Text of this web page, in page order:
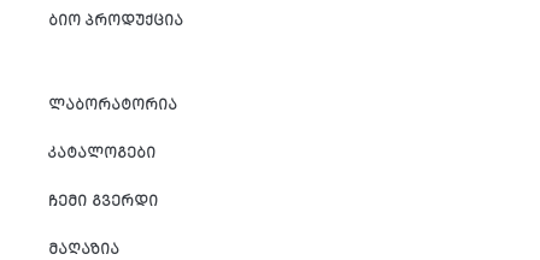
ᲑᲘᲝ ᲞᲠᲝᲓᲣᲥᲪᲘᲐ
ᲚᲐᲑᲝᲠᲐᲢᲝᲠᲘᲐ
ᲙᲐᲢᲐᲚᲝᲒᲔᲑᲘ
ᲩᲔᲛᲘ ᲒᲕᲔᲠᲓᲘ
ᲛᲐᲦᲐᲖᲘᲐ